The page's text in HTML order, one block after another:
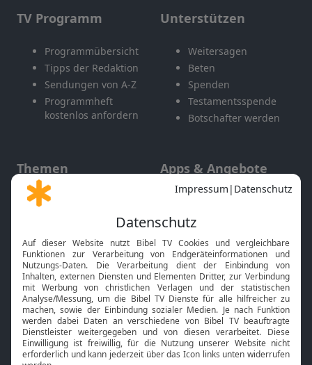
TV Programm
Programmübersicht
Tipps der Redaktion
Sendungen von A-Z
Programmheft
kostenlos anfordern
Unterstützen
Weitersagen
Beten
Spenden
Testamentsspende
Botschafter werden
Themen
Gott und Bibel erklärt
Neuigkeiten
Apps & Angebote
Mobile App
Smart TV
HbbTV
Bibelthek Online-Bibel
Nächster Gottesdienst
Bibel TV Service